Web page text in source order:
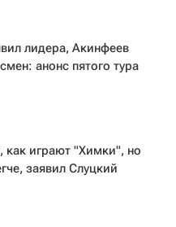
лидера, Акинфеев
анонс пятого тура
как играют "Химки", но
заявил Слуцкий